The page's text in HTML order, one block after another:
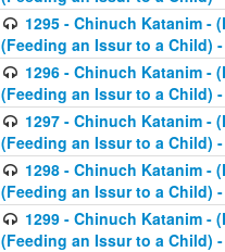
1295 - Chinuch Katanim -
(Feeding an Issur to a Child)
1296 - Chinuch Katanim -
(Feeding an Issur to a Child)
1297 - Chinuch Katanim -
(Feeding an Issur to a Child)
1298 - Chinuch Katanim -
(Feeding an Issur to a Child)
1299 - Chinuch Katanim -
(Feeding an Issur to a Child)